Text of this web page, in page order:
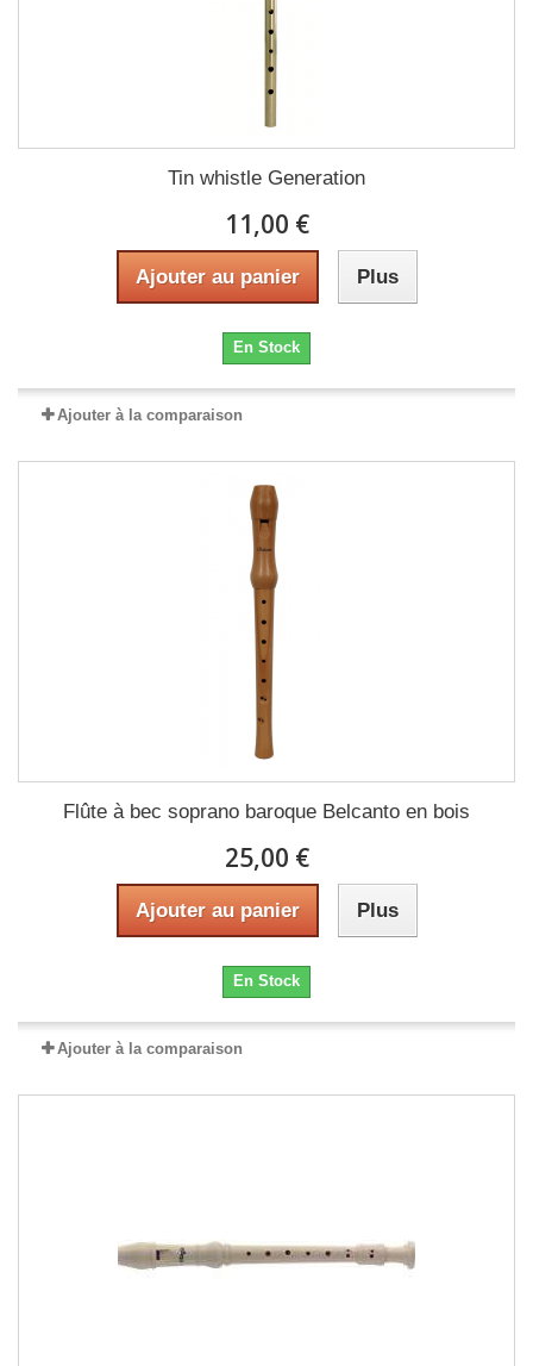
Tin whistle Generation
11,00 €
Ajouter au panier Plus
En Stock
Ajouter à la comparaison
Flûte à bec soprano baroque Belcanto en bois
25,00 €
Ajouter au panier Plus
En Stock
Ajouter à la comparaison